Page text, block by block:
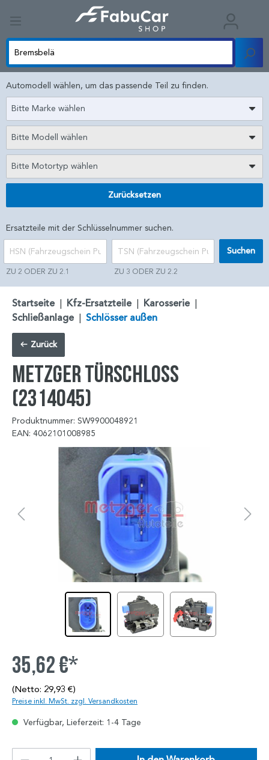
Automodell wählen, um das passende Teil zu finden.
Bitte Marke wählen
Bitte Modell wählen
Bitte Motortyp wählen
Zurücksetzen
Ersatzteile mit der Schlüsselnummer suchen.
ZU 2 ODER ZU 2.1 ZU 3 ODER ZU 2.2
Suchen
Startseite | Kfz-Ersatzteile | Karosserie |
Schließanlage | Schlösser außen
Zurück
METZGER Türschloss
(2314045)
Produktnummer: SW9900048921
EAN: 4062101008985
35,62 €*
(Netto: 29,93 €)
Preise inkl. MwSt. zzgl. Versandkosten
Verfügbar, Lieferzeit: 1-4 Tage